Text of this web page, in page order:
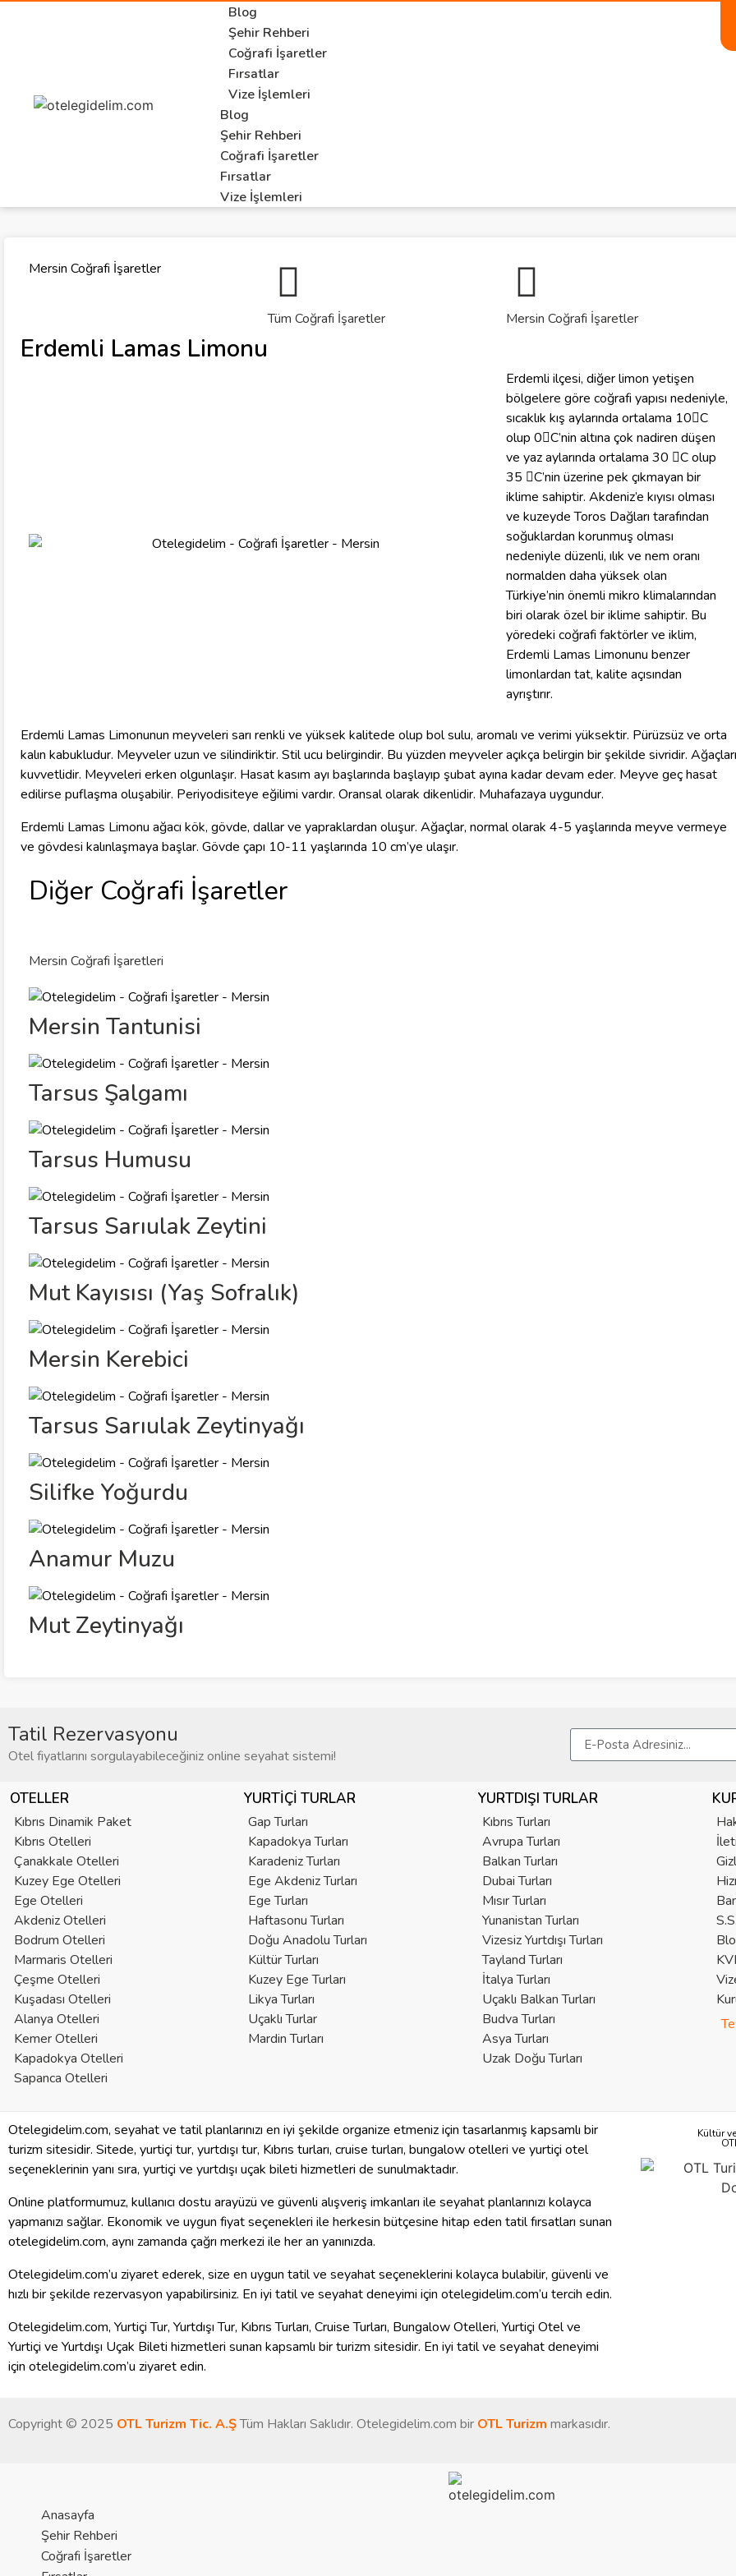
Blog
Şehir Rehberi
Coğrafi İşaretler
Fırsatlar
Vize İşlemleri
Blog
Şehir Rehberi
Coğrafi İşaretler
Fırsatlar
Vize İşlemleri
Mersin Coğrafi İşaretler
Tüm Coğrafi İşaretler Mersin Coğrafi İşaretler
Erdemli Lamas Limonu
Erdemli ilçesi, diğer limon yetişen
bölgelere göre coğrafi yapısı nedeniyle,
sıcaklık kış aylarında ortalama 10C
olup 0C’nin altına çok nadiren düşen
ve yaz aylarında ortalama 30 C olup
35 C’nin üzerine pek çıkmayan bir
iklime sahiptir. Akdeniz’e kıyısı olması
ve kuzeyde Toros Dağları tarafından
soğuklardan korunmuş olması
nedeniyle düzenli, ılık ve nem oranı
normalden daha yüksek olan
Türkiye’nin önemli mikro klimalarından
biri olarak özel bir iklime sahiptir. Bu
yöredeki coğrafi faktörler ve iklim,
Erdemli Lamas Limonunu benzer
limonlardan tat, kalite açısından
ayrıştırır.
Erdemli Lamas Limonunun meyveleri sarı renkli ve yüksek kalitede olup bol sulu, aromalı ve verimi yüksektir. Pürüzsüz ve orta
kalın kabukludur. Meyveler uzun ve silindiriktir. Stil ucu belirgindir. Bu yüzden meyveler açıkça belirgin bir şekilde sivridir. Ağaçları
kuvvetlidir. Meyveleri erken olgunlaşır. Hasat kasım ayı başlarında başlayıp şubat ayına kadar devam eder. Meyve geç hasat
edilirse puflaşma oluşabilir. Periyodisiteye eğilimi vardır. Oransal olarak dikenlidir. Muhafazaya uygundur.
Erdemli Lamas Limonu ağacı kök, gövde, dallar ve yapraklardan oluşur. Ağaçlar, normal olarak 4-5 yaşlarında meyve vermeye
ve gövdesi kalınlaşmaya başlar. Gövde çapı 10-11 yaşlarında 10 cm’ye ulaşır.
Diğer Coğrafi İşaretler
Mersin Coğrafi İşaretleri
Mersin Tantunisi
Tarsus Şalgamı
Tarsus Humusu
Tarsus Sarıulak Zeytini
Mut Kayısısı (Yaş Sofralık)
Mersin Kerebici
Tarsus Sarıulak Zeytinyağı
Silifke Yoğurdu
Anamur Muzu
Mut Zeytinyağı
Tatil Rezervasyonu
Otel fiyatlarını sorgulayabileceğiniz online seyahat sistemi!
OTELLER
Kıbrıs Dinamik Paket
Kıbrıs Otelleri
Çanakkale Otelleri
Kuzey Ege Otelleri
Ege Otelleri
Akdeniz Otelleri
Bodrum Otelleri
Marmaris Otelleri
Çeşme Otelleri
Kuşadası Otelleri
Alanya Otelleri
Kemer Otelleri
Kapadokya Otelleri
Sapanca Otelleri
YURTIÇI TURLAR
Gap Turları
Kapadokya Turları
Karadeniz Turları
Ege Akdeniz Turları
Ege Turları
Haftasonu Turları
Doğu Anadolu Turları
Kültür Turları
Kuzey Ege Turları
Likya Turları
Uçaklı Turlar
Mardin Turları
YURTDIŞI TURLAR
Kıbrıs Turları
Avrupa Turları
Balkan Turları
Dubai Turları
Mısır Turları
Yunanistan Turları
Vizesiz Yurtdışı Turları
Tayland Turları
İtalya Turları
Uçaklı Balkan Turları
Budva Turları
Asya Turları
Uzak Doğu Turları
Otelegidelim.com, seyahat ve tatil planlarınızı en iyi şekilde organize etmeniz için tasarlanmış kapsamlı bir
turizm sitesidir. Sitede, yurtiçi tur, yurtdışı tur, Kıbrıs turları, cruise turları, bungalow otelleri ve yurtiçi otel
seçeneklerinin yanı sıra, yurtiçi ve yurtdışı uçak bileti hizmetleri de sunulmaktadır.
Online platformumuz, kullanıcı dostu arayüzü ve güvenli alışveriş imkanları ile seyahat planlarınızı kolayca
yapmanızı sağlar. Ekonomik ve uygun fiyat seçenekleri ile herkesin bütçesine hitap eden tatil fırsatları sunan
otelegidelim.com, aynı zamanda çağrı merkezi ile her an yanınızda.
Otelegidelim.com’u ziyaret ederek, size en uygun tatil ve seyahat seçeneklerini kolayca bulabilir, güvenli ve
hızlı bir şekilde rezervasyon yapabilirsiniz. En iyi tatil ve seyahat deneyimi için otelegidelim.com’u tercih edin.
Otelegidelim.com, Yurtiçi Tur, Yurtdışı Tur, Kıbrıs Turları, Cruise Turları, Bungalow Otelleri, Yurtiçi Otel ve
Yurtiçi ve Yurtdışı Uçak Bileti hizmetleri sunan kapsamlı bir turizm sitesidir. En iyi tatil ve seyahat deneyimi
için otelegidelim.com’u ziyaret edin.
Kültür
Copyright © 2025 OTL Turizm Tic. A.ŞTüm Hakları Saklıdır. Otelegidelim.com bir OTL Turizm markasıdır.
Anasayfa
Şehir Rehberi
Coğrafi İşaretler